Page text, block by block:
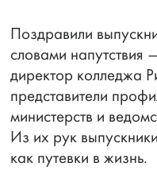
Поздравили
словами
директор колледжа
представители
министерств и
Из их рук
как путевки в жизнь.